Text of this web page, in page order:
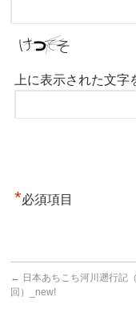
上に表示された文字
*必須項目
← 日本あちこち河川遡行記
回）_new!